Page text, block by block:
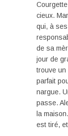
cieux.
qui, à ses
de sa
jour de
trouve un
parfait
nargue.
passe.
la
est tiré,